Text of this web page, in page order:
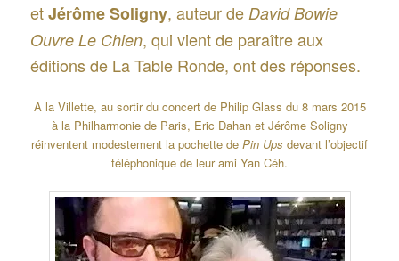
etJérôme Soligny, auteur de David Bowie
Ouvre Le Chien, qui vient de paraître aux
éditions de La Table Ronde, ont des réponses.
A la Villette, au sortir du concert de Philip Glass du 8 mars 2015
à la Philharmonie de Paris, Eric Dahan et Jérôme Soligny
réinventent modestement la pochette de Pin Ups devant l’objectif
téléphonique de leur ami Yan Céh.